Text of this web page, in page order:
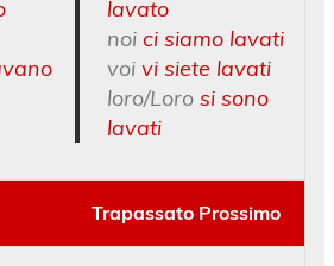
lavato
noi ci siamo lavati
voivi siete lavati
loro/Loro si sono
lavati
Trapassato Prossimo